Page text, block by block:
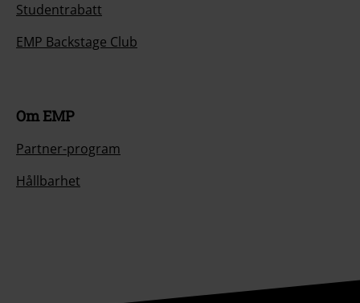
Studentrabatt
EMP Backstage Club
Om EMP
Partner-program
Hållbarhet